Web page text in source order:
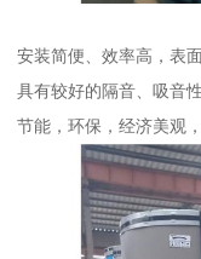
安装简便、效率高，表
具有较好的隔音、吸音
节能，环保，经济美观